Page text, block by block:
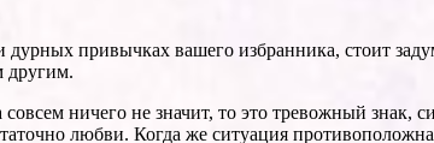
привычках вашего избранника, стоит
другим.
ничего не значит, то это тревожный знак,
любви. Когда же ситуация